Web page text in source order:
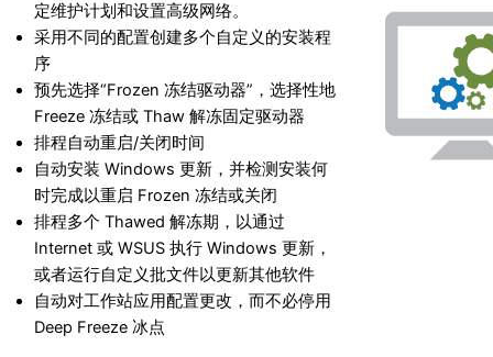
定维护计划和设置高级网络。
采用不同的配置创建多个自定义的安装程
序
预先选择“Frozen 冻结驱动器”，选择性地
Freeze 冻结或 Thaw 解冻固定驱动器
排程自动重启/关闭时间
自动安装 Windows 更新，并检测安装何
时完成以重启 Frozen 冻结或关闭
排程多个 Thawed 解冻期，以通过
Internet 或 WSUS 执行 Windows 更新，
或者运行自定义批文件以更新其他软件
自动对工作站应用配置更改，而不必停用
Deep Freeze 冰点